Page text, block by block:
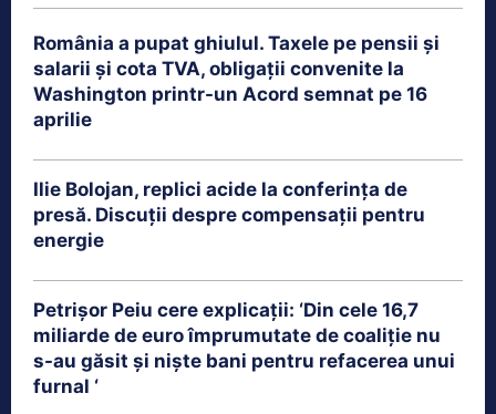
România a pupat ghiulul. Taxele pe pensii și
salarii și cota TVA, obligații convenite la
Washington printr-un Acord semnat pe 16
aprilie
Ilie Bolojan, replici acide la conferința de
presă. Discuții despre compensații pentru
energie
Petrişor Peiu cere explicații: ‘Din cele 16,7
miliarde de euro împrumutate de coaliţie nu
s-au găsit şi nişte bani pentru refacerea unui
furnal ‘